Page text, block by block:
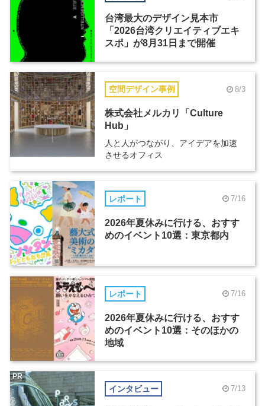
台湾最大のデザイン見本市
「2026台湾クリエイティブエキ
スポ」が8月31日まで開催
空間デザイン事例 8/3
株式会社メルカリ「Culture
Hub」
人と人がつながり、アイデアを加速
させるオフィス
レポート 7/16
2026年夏休みに行ける、おすす
めのイベント10選：東京都内
レポート 7/16
2026年夏休みに行ける、おすす
めのイベント10選：そのほかの
地域
インタビュー 7/13
PR